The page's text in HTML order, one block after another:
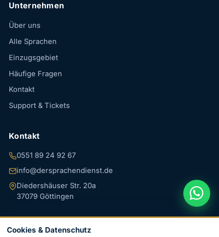
Unternehmen
Über uns
Alle Sprachen
Einzugsgebiet
Häufige Fragen
Kontakt
Support & Tickets
Kontakt
0551 89 24 92 67
info@dersprachendienst.de
Diedershäuser Str. 20a
37079 Göttingen
Cookies & Datenschutz